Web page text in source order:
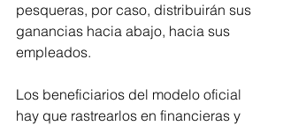
pesqueras, por caso, distribuirán sus
ganancias hacia abajo, hacia sus
empleados.
Los beneficiarios del modelo oficial
hay que rastrearlos en financieras y